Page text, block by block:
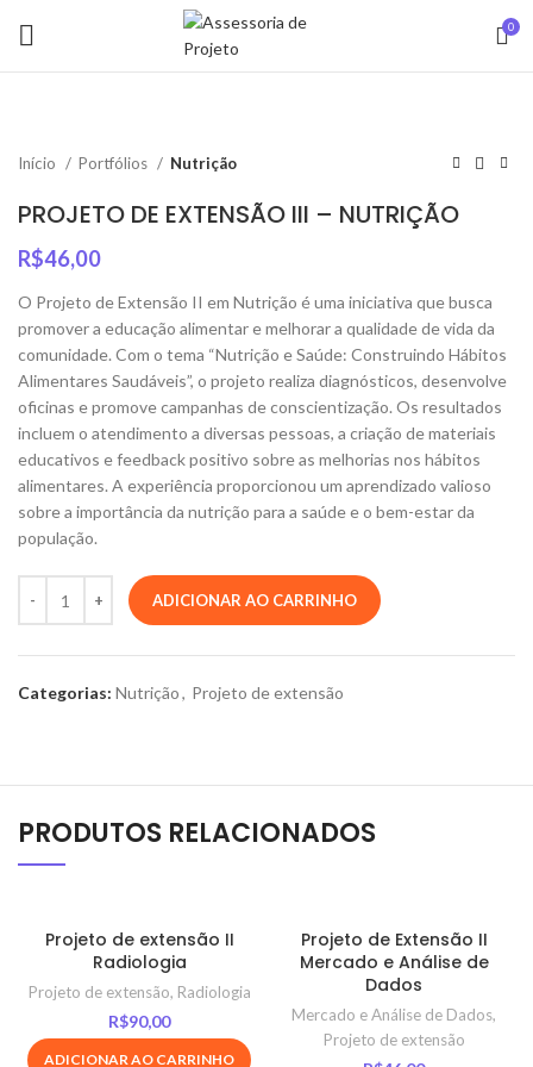
0
Início Portfólios Nutrição
PROJETO DE EXTENSÃO III – NUTRIÇÃO
R$46,00
O Projeto de Extensão II em Nutrição é uma iniciativa que busca
promover a educação alimentar e melhorar a qualidade de vida da
comunidade. Com o tema “Nutrição e Saúde: Construindo Hábitos
Alimentares Saudáveis”, o projeto realiza diagnósticos, desenvolve
oficinas e promove campanhas de conscientização. Os resultados
incluem o atendimento a diversas pessoas, a criação de materiais
educativos e feedback positivo sobre as melhorias nos hábitos
alimentares. A experiência proporcionou um aprendizado valioso
sobre a importância da nutrição para a saúde e o bem-estar da
população.
ADICIONAR AO CARRINHO
Categorias: Nutrição, Projeto de extensão
PRODUTOS RELACIONADOS
Projeto de extensão II
Radiologia
Projeto de extensão, Radiologia
R$90,00
ADICIONAR AO CARRINHO
Projeto de Extensão II
Mercado e Análise de
Dados
Mercado e Análise de Dados,
Projeto de extensão